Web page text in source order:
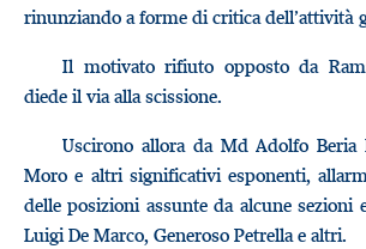
rinunziando a forme di critica dell’attività
Il motivato rifiuto opposto da
diede il via alla scissione.
Uscirono allora da Md Adolfo Beria
Moro e altri significativi esponenti,
delle posizioni assunte da alcune sezioni
Luigi De Marco, Generoso Petrella e altri.